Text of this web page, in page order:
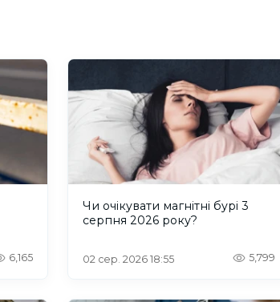
6,165
Чи очікувати магнітні бурі 3
серпня 2026 року?
02 сер. 2026 18:55 5,799